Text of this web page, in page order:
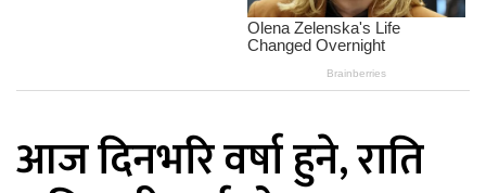
आज दिनभरि वर्षा हुने, राति